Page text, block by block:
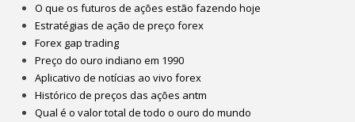
O que os futuros de ações estão fazendo hoje
Estratégias de ação de preço forex
Forex gap trading
Preço do ouro indiano em 1990
Aplicativo de notícias ao vivo forex
Histórico de preços das ações antm
Qual é o valor total de todo o ouro do mundo